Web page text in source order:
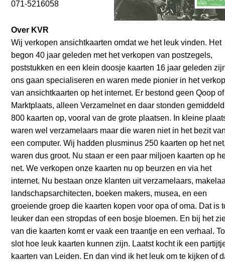
071-5216058
Over KVR
Wij verkopen ansichtkaarten omdat we het leuk vinden. Het
begon 40 jaar geleden met het verkopen van postzegels,
poststukken en een klein doosje kaarten 16 jaar geleden
ons gaan specialiseren en waren mede pionier in het
van ansichtkaarten op het internet. Er bestond geen Qoop of
Marktplaats, alleen Verzamelnet en daar stonden gemiddeld
800 kaarten op, vooral van de grote plaatsen. In kleine
waren wel verzamelaars maar die waren niet in het bezit
een computer. Wij hadden plusminus 250 kaarten op het
waren dus groot. Nu staan er een paar miljoen kaarten op
net. We verkopen onze kaarten nu op beurzen en via het
internet. Nu bestaan onze klanten uit verzamelaars,
landschapsarchitecten, boeken makers, musea, en een
groeiende groep die kaarten kopen voor opa of oma. Dat is
leuker dan een stropdas of een bosje bloemen. En bij het
van die kaarten komt er vaak een traantje en een verhaal.
slot hoe leuk kaarten kunnen zijn. Laatst kocht ik een
kaarten van Leiden. En dan vind ik het leuk om te kijken of